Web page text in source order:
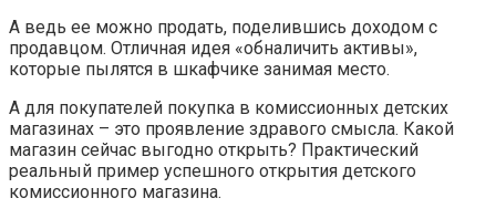
А ведь ее можно продать, поделившись доходом с
продавцом. Отличная идея «обналичить активы»,
которые пылятся в шкафчике занимая место.
А для покупателей покупка в комиссионных детских
магазинах – это проявление здравого смысла. Какой
магазин сейчас выгодно открыть? Практический
реальный пример успешного открытия детского
комиссионного магазина.